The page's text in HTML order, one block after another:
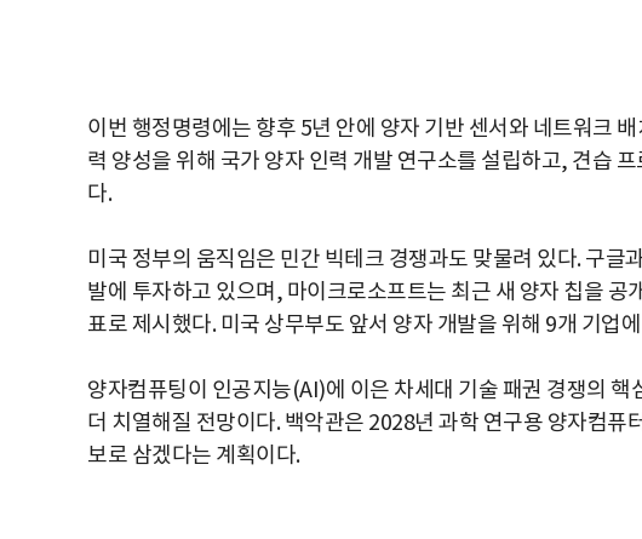
이번 행정명령에는 향후 5년 안에 양자 기반 센서와 네트워크
력 양성을 위해 국가 양자 인력 개발 연구소를 설립하고, 견습
다.
미국 정부의 움직임은 민간 빅테크 경쟁과도 맞물려 있다. 구글
발에 투자하고 있으며, 마이크로소프트는 최근 새 양자 칩을
표로 제시했다. 미국 상무부도 앞서 양자 개발을 위해 9개 기업
양자컴퓨팅이 인공지능(AI)에 이은 차세대 기술 패권 경쟁의
더 치열해질 전망이다. 백악관은 2028년 과학 연구용 양자컴
보로 삼겠다는 계획이다.